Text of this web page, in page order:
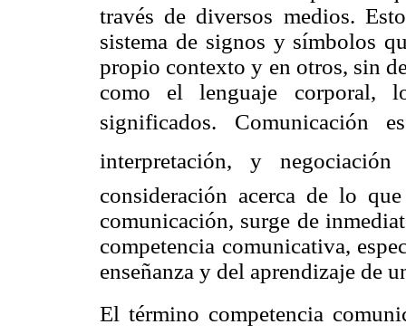
través de diversos medios.
sistema de signos y símbolos
propio contexto y en otros, sin
como el lenguaje corporal,
significados. Comunicación
interpretación, y
consideración acerca de lo
comunicación, surge de
competencia comunicativa,
enseñanza y del aprendizaje de
El término competencia